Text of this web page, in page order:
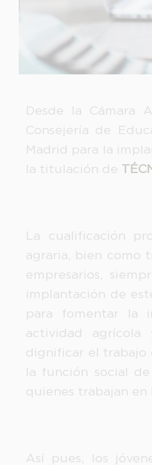
Desde la Cámara
Consejería de
Madrid para la
la titulación de
La cualificación
agraria, bien como
empresarios,
implantación de
para fomentar la
actividad
dignificar el trabajo
la función social
quienes trabajan en
Así pues, los